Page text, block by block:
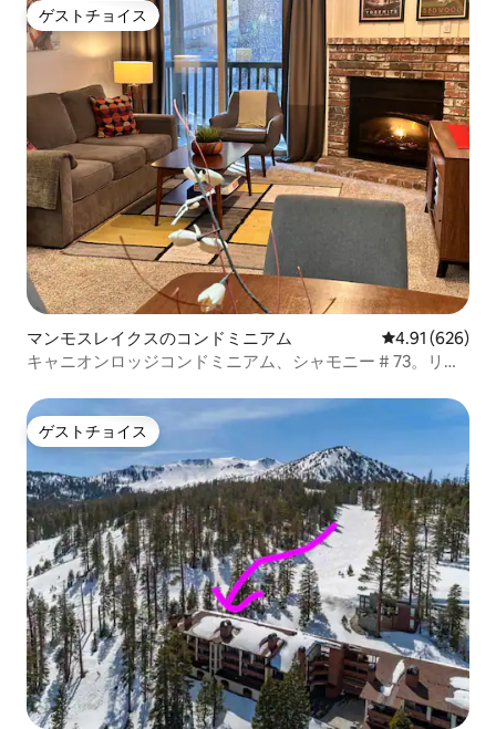
ゲストチョイス
ゲストチョイス
マンモスレイクスのコンドミニアム レビュー626
4.91 (626)
キャニオンロッジコンドミニアム、シャモニー # 73。リフ
ゲストチョイス
ゲストチョイス